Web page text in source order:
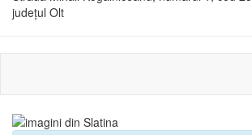
județul Olt